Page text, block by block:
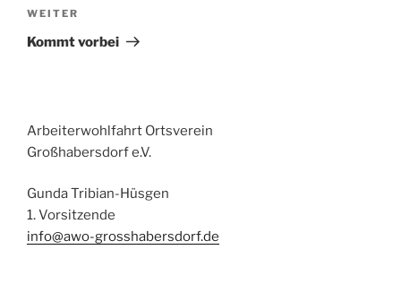
Nächster
Beitrag
WEITER
Kommt vorbei
Arbeiterwohlfahrt Ortsverein
Großhabersdorf e.V.
Gunda Tribian-Hüsgen
1. Vorsitzende
info@awo-grosshabersdorf.de